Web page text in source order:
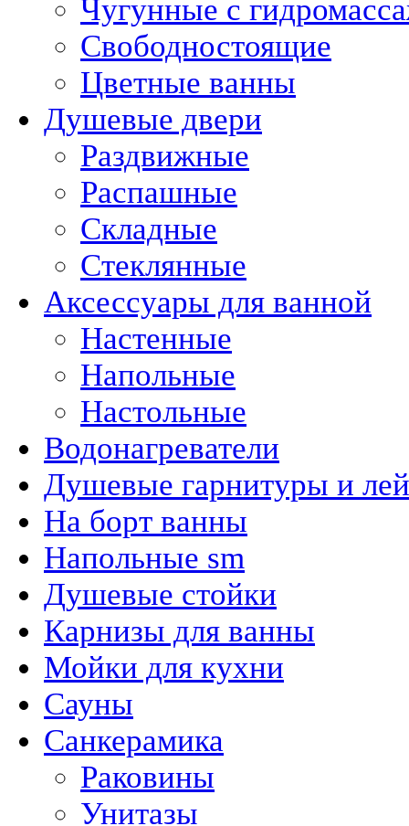
Чугунные с
Свободностоящие
Цветные ванны
Душевые двери
Раздвижные
Распашные
Складные
Стеклянные
Аксессуары для ванной
Настенные
Напольные
Настольные
Водонагреватели
Душевые гарнитуры и
На борт ванны
Напольные sm
Душевые стойки
Карнизы для ванны
Мойки для кухни
Сауны
Санкерамика
Раковины
Унитазы